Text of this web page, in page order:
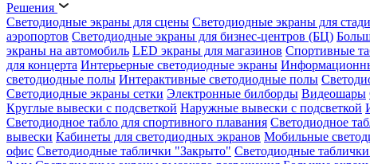
Решения
Светодиодные экраны для сцены Светодиодные экраны для
аэропортов Светодиодные экраны для бизнес-центров (БЦ)
экраны на автомобиль LED экраны для магазинов Спортивные
для концерта Интерьерные светодиодные экраны
светодиодные полы Интерактивные светодиодные полы
Светодиодные экраны сетки Электронные билборды Видеошары
Круглые вывески с подсветкой Наружные вывески с подсветкой
Светодиодное табло для спортивного плавания Светодиодное
вывески Кабинеты для светодиодных экранов Мобильные
офис Светодиодные таблички "Закрыто" Светодиодные